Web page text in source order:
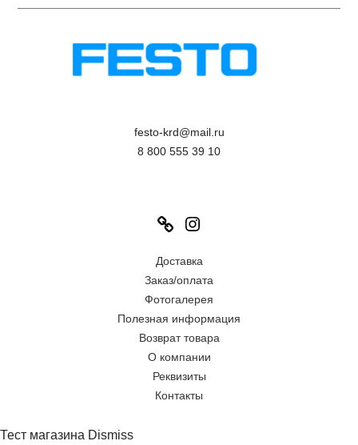
festo-krd@mail.ru
8 800 555 39 10
Link
Доставка
Заказ/оплата
Фотогалерея
Полезная информация
Возврат товара
О компании
Реквизиты
Контакты
Тест магазина Dismiss